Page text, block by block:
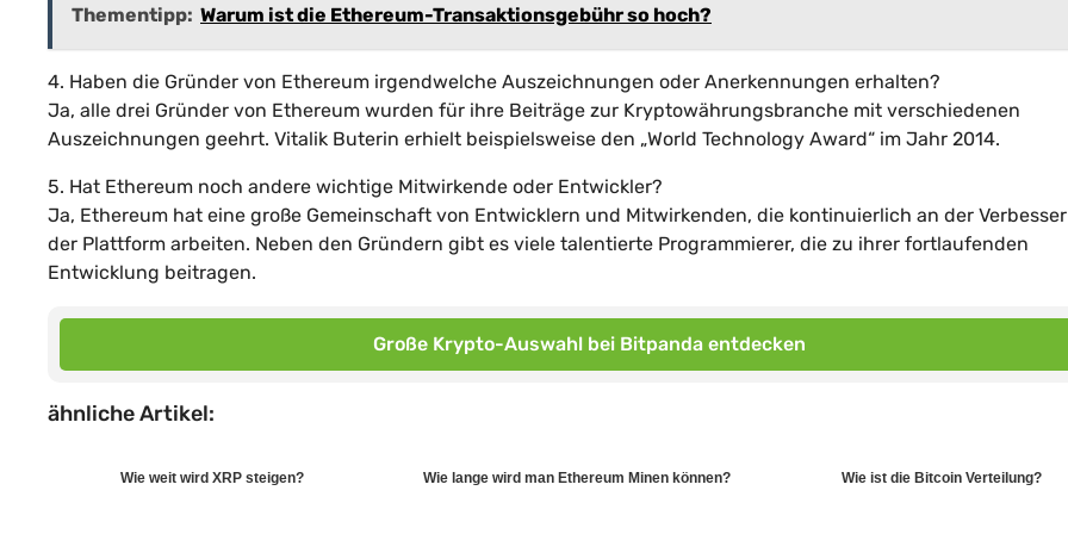
Thementipp: Warum ist die Ethereum-Transaktionsgebühr so ​​hoch?
4. Haben die Gründer von Ethereum irgendwelche Auszeichnungen oder Anerkennungen erhalten?
Ja, alle drei Gründer von Ethereum wurden für ihre Beiträge zur Kryptowährungsbranche mit verschiedenen
Auszeichnungen geehrt. Vitalik Buterin erhielt beispielsweise den „World Technology Award“ im Jahr 2014.
5. Hat Ethereum noch andere wichtige Mitwirkende oder Entwickler?
Ja, Ethereum hat eine große Gemeinschaft von Entwicklern und Mitwirkenden, die kontinuierlich an der
der Plattform arbeiten. Neben den Gründern gibt es viele talentierte Programmierer, die zu ihrer fortlaufenden
Entwicklung beitragen.
Große Krypto-Auswahl bei Bitpanda entdecken
ähnliche Artikel:
Wie weit wird XRP steigen? Wie lange wird man Ethereum Minen können? Wie ist die Bitcoin Verteilung?